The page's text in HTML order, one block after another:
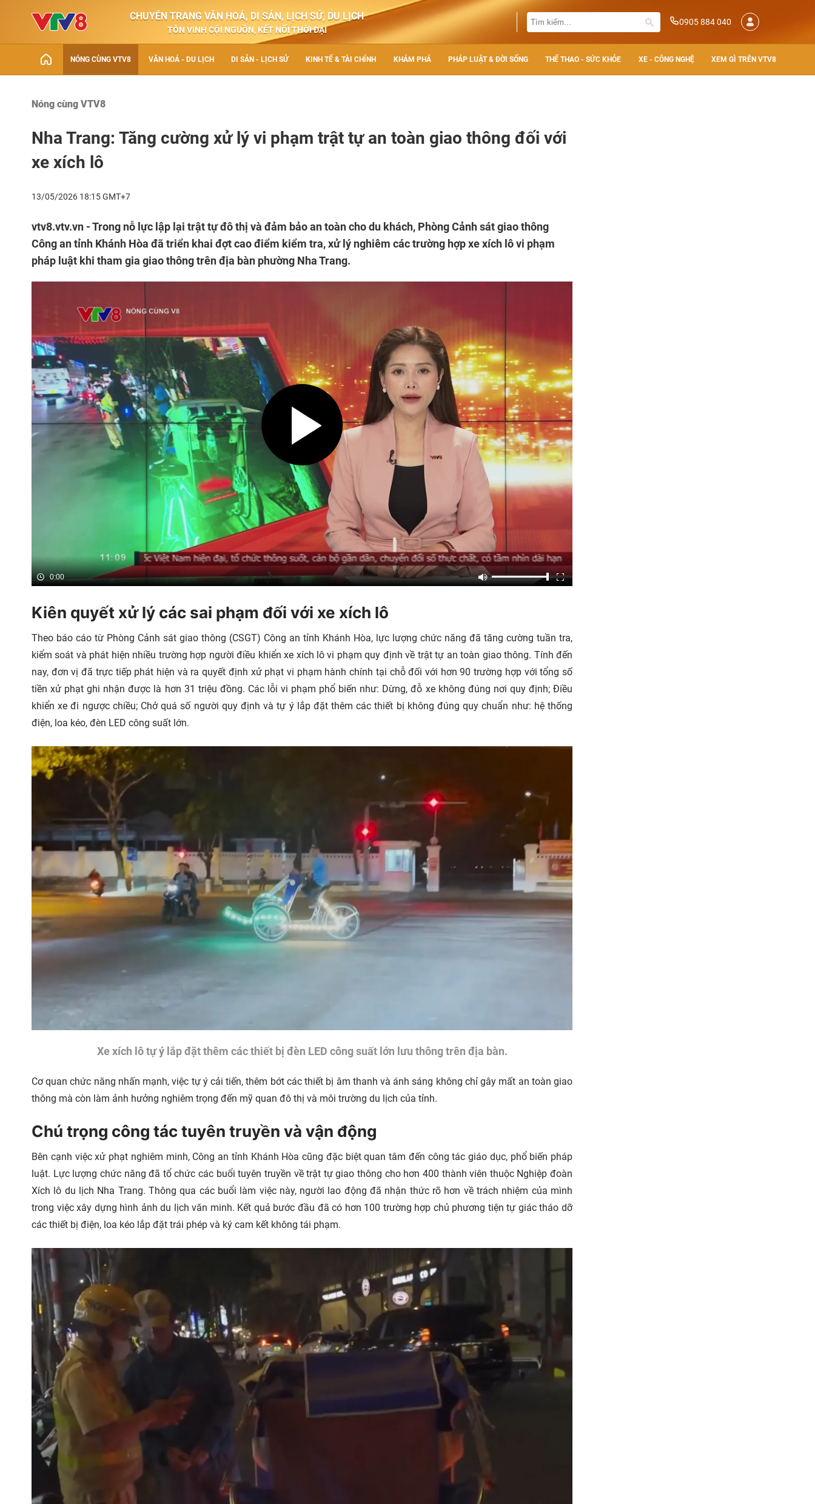
CHUYÊN TRANG VĂN HOÁ, DI SẢN, LỊCH SỬ, DU LỊCH
TÔN VINH CỘI NGUỒN, KẾT NỐI THỜI ĐẠI
0905 884 040
NÓNG CÙNG VTV8 VĂN HOÁ - DU LỊCH DI SẢN - LỊCH SỬ KINH TẾ & TÀI CHÍNH KHÁM PHÁ PHÁP LUẬT & ĐỜI SỐNG THỂ THAO - SỨC KHỎE XE - CÔNG NGHỆ XEM GÌ TRÊN VTV8
Nóng cùng VTV8
Nha Trang: Tăng cường xử lý vi phạm trật tự an toàn giao thông đối với
xe xích lô
13/05/2026 18:15 GMT+7
vtv8.vtv.vn - Trong nỗ lực lập lại trật tự đô thị và đảm bảo an toàn cho du khách, Phòng Cảnh sát giao thông
Công an tỉnh Khánh Hòa đã triển khai đợt cao điểm kiểm tra, xử lý nghiêm các trường hợp xe xích lô vi phạm
pháp luật khi tham gia giao thông trên địa bàn phường Nha Trang.
0:00
Kiên quyết xử lý các sai phạm đối với xe xích lô
Theo báo cáo từ Phòng Cảnh sát giao thông (CSGT) Công an tỉnh Khánh Hòa, lực lượng chức năng đã tăng cường tuần tra,
kiểm soát và phát hiện nhiều trường hợp người điều khiển xe xích lô vi phạm quy định về trật tự an toàn giao thông. Tính đến
nay, đơn vị đã trực tiếp phát hiện và ra quyết định xử phạt vi phạm hành chính tại chỗ đối với hơn 90 trường hợp với tổng số
tiền xử phạt ghi nhận được là hơn 31 triệu đồng. Các lỗi vi phạm phổ biến như: Dừng, đỗ xe không đúng nơi quy định; Điều
khiển xe đi ngược chiều; Chở quá số người quy định và tự ý lắp đặt thêm các thiết bị không đúng quy chuẩn như: hệ thống
điện, loa kéo, đèn LED công suất lớn.
Xe xích lô tự ý lắp đặt thêm các thiết bị đèn LED công suất lớn lưu thông trên địa bàn.
Cơ quan chức năng nhấn mạnh, việc tự ý cải tiến, thêm bớt các thiết bị âm thanh và ánh sáng không chỉ gây mất an toàn giao
thông mà còn làm ảnh hưởng nghiêm trọng đến mỹ quan đô thị và môi trường du lịch của tỉnh.
Chú trọng công tác tuyên truyền và vận động
Bên cạnh việc xử phạt nghiêm minh, Công an tỉnh Khánh Hòa cũng đặc biệt quan tâm đến công tác giáo dục, phổ biến pháp
luật. Lực lượng chức năng đã tổ chức các buổi tuyên truyền về trật tự giao thông cho hơn 400 thành viên thuộc Nghiệp đoàn
Xích lô du lịch Nha Trang. Thông qua các buổi làm việc này, người lao động đã nhận thức rõ hơn về trách nhiệm của mình
trong việc xây dựng hình ảnh du lịch văn minh. Kết quả bước đầu đã có hơn 100 trường hợp chủ phương tiện tự giác tháo dỡ
các thiết bị điện, loa kéo lắp đặt trái phép và ký cam kết không tái phạm.